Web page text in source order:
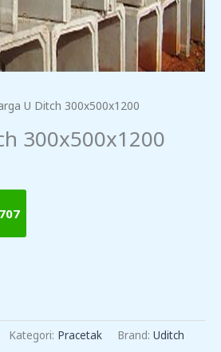
U Ditch 300x500x1200
300x500x1200
Kategori: Pracetak Brand: Uditch